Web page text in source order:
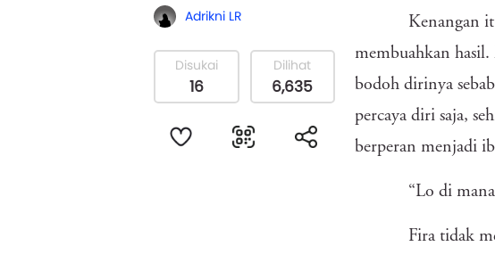
Adrikni LR
Disukai
16
Dilihat
6,635
Kenangan
membuahkan hasil.
bodoh dirinya
percaya diri saja,
berperan menjadi
“Lo di
Fira tidak